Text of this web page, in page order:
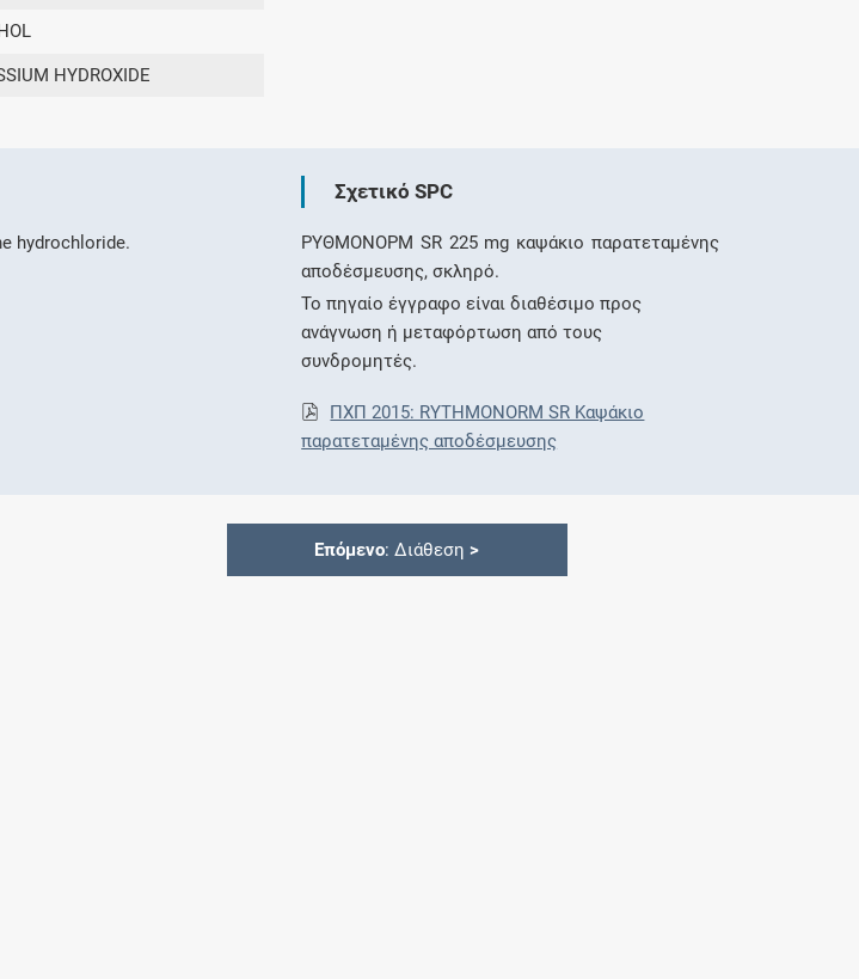
HYDROXIDE
hydrochloride.
Σχετικό SPC
ΡΥΘΜΟΝΟΡΜ SR 225 mg καψάκιο παρατεταμένης
αποδέσμευσης, σκληρό.
Το πηγαίο έγγραφο είναι διαθέσιμο προς
ανάγνωση ή μεταφόρτωση από τους
συνδρομητές.
ΠΧΠ 2015: RYTHMONORM SR Καψάκιο
παρατεταμένης αποδέσμευσης
Επόμενο: Διάθεση >